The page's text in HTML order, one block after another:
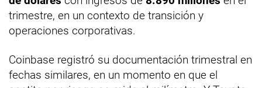
trimestre, en un contexto de transición y
operaciones corporativas.
Coinbase registró su documentación trimestral en
fechas similares, en un momento en que el